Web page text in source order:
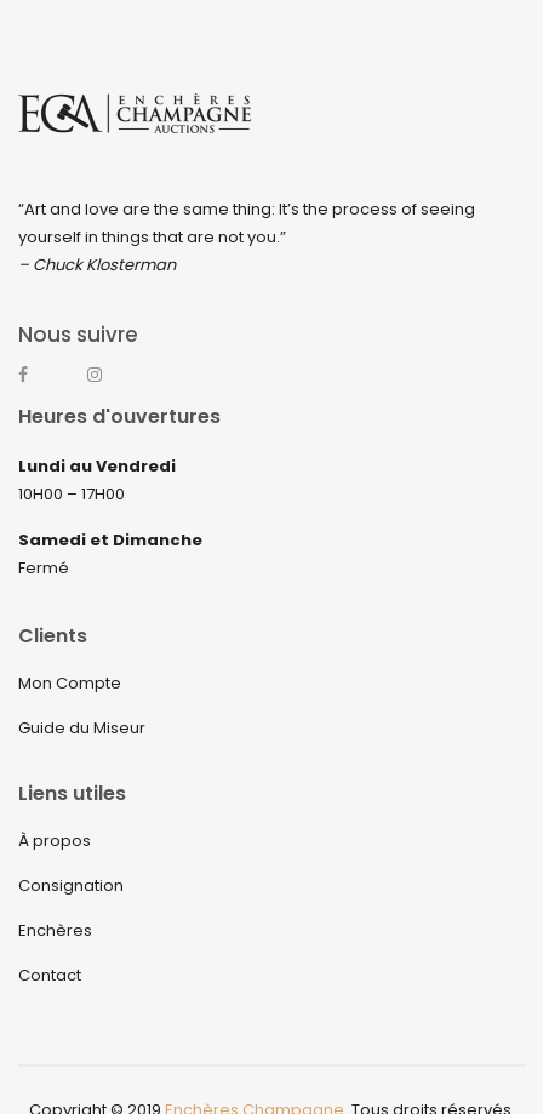
“Art and love are the same thing: It’s the process of seeing
yourself in things that are not you.”
– Chuck Klosterman
Nous suivre
Heures d'ouvertures
Lundi au Vendredi
10H00 – 17H00
Samedi et Dimanche
Fermé
Clients
Mon Compte
Guide du Miseur
Liens utiles
À propos
Consignation
Enchères
Contact